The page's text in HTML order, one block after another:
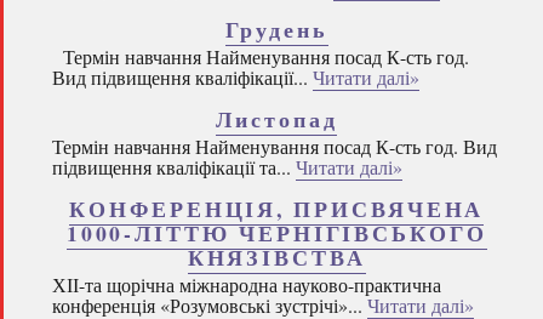
Грудень
Термін навчання Найменування посад К-сть год.
Вид підвищення кваліфікації... Читати далі»
Листопад
Термін навчання Найменування посад К-сть год. Вид
підвищення кваліфікації та... Читати далі»
КОНФЕРЕНЦІЯ, ПРИСВЯЧЕНА
1000-ЛІТТЮ ЧЕРНІГІВСЬКОГО
КНЯЗІВСТВА
ХІІ-та щорічна міжнародна науково-практична
конференція «Розумовські зустрічі»... Читати далі»